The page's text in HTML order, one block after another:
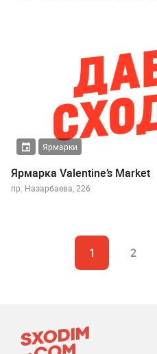
Ярмарки
Ярмарка Valentine’s Market
пр. Назарбаева, 226
1 2